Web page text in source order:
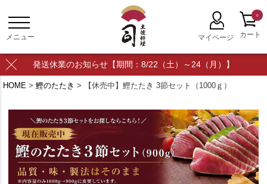
発送休業のお知らせ【期間：8/22（土）～24（月）】
0
HOME 鰹のたたき 【休売中】鰹たたき 3節セット（1000ｇ）